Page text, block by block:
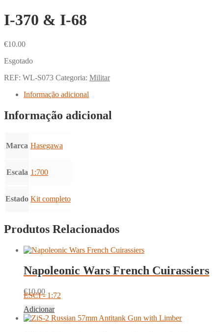
I-370 & I-68
€10.00
Esgotado
REF: WL-S073 Categoria: Militar
Informação adicional
Informação adicional
Marca Hasegawa
Escala 1:700
Estado Kit completo
Produtos Relacionados
Napoleonic Wars French Cuirassiers
€10.00
ESCI - 1:72
Adicionar